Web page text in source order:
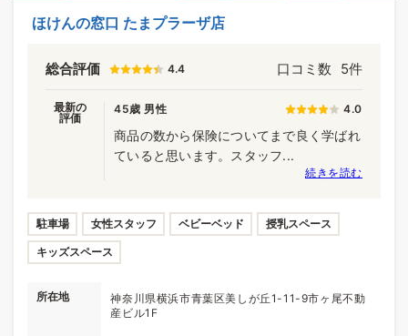
ほけんの窓口 たまプラーザ店
総合評価 4.4 口コミ数 5件
最新の
評価
45歳 男性 4.0
商品の数から保険についてまで良く学ばれ
ていると思います。スタッフ...
続きを読む
駐車場 女性スタッフ ベビーベッド 授乳スペース
キッズスペース
所在地
神奈川県横浜市青葉区美しが丘1-11-9市ヶ尾不動
産ビル1F